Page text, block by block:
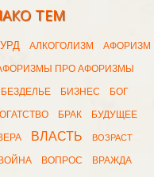
ТЕМ
АЛКОГОЛИЗМ АФОРИЗМ
ПРО АФОРИЗМЫ
БЕЗДЕЛЬЕ БИЗНЕС БОГ
БРАК БУДУЩЕЕ
ВЛАСТЬ ВОЗРАСТ
ВОЙНА ВОПРОС ВРАЖДА